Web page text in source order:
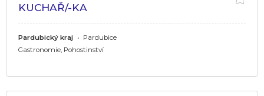
KUCHAŘ/-KA
Pardubický kraj • Pardubice
Gastronomie, Pohostinství